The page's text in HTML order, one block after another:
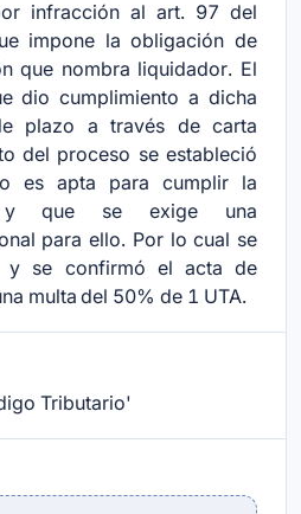
infracción al art. 97 del
impone la obligación de
que nombra liquidador. El
dio cumplimiento a dicha
plazo a través de carta
del proceso se estableció
es apta para cumplir la
y que se exige una
para ello. Por lo cual se
y se confirmó el acta de
multa del 50% de 1 UTA.
Tributario'